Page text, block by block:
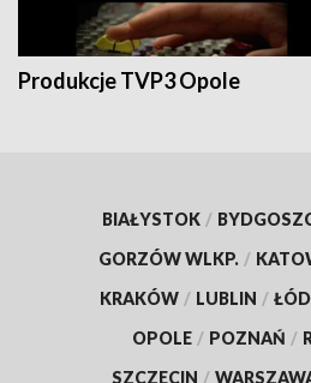
Produkcje TVP3 Opole
BIAŁYSTOK /
GORZÓW WLKP. /
KRAKÓW / LUBLIN /
OPOLE / POZNAŃ /
SZCZECIN /